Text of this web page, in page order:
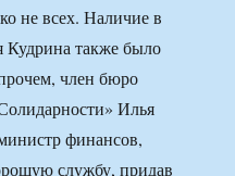
не всех. Наличие в
также было
член бюро
Илья
финансов,
службу, придав